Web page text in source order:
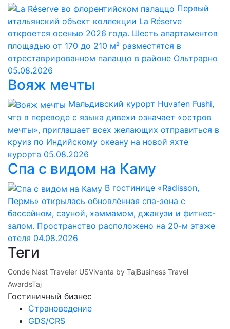
Первый
итальянский объект коллекции La Réserve
откроется осенью 2026 года. Шесть апартаментов
площадью от 170 до 210 м² разместятся в
отреставрированном палаццо в районе Ольтрарно
05.08.2026
Вояж мечты
Мальдивский курорт Huvafen Fushi,
что в переводе с языка дивехи означает «остров
мечты», приглашает всех желающих отправиться в
круиз по Индийскому океану на новой яхте
курорта 05.08.2026
Спа с видом на Каму
В гостинице «Radisson,
Пермь» открылась обновлённая спа-зона с
бассейном, сауной, хаммамом, джакузи и фитнес-
залом. Пространство расположено на 20-м этаже
отеля 04.08.2026
Теги
Conde Nast Traveler USVivanta by TajBusiness Travel
AwardsTaj
Гостиничный бизнес
Страноведение
GDS/CRS